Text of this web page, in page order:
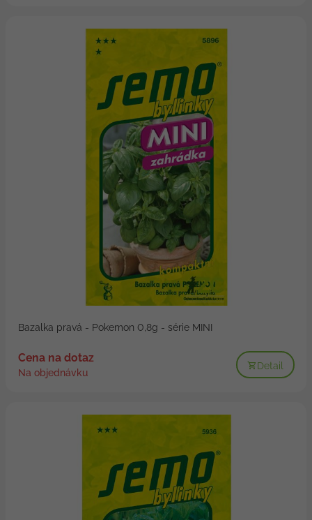
Bazalka pravá - Pokemon 0,8g - série MINI
Cena na dotaz
Na objednávku
Detail